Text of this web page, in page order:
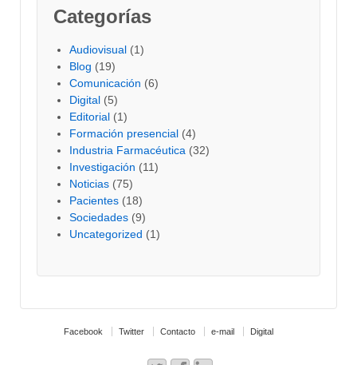
Categorías
Audiovisual (1)
Blog (19)
Comunicación (6)
Digital (5)
Editorial (1)
Formación presencial (4)
Industria Farmacéutica (32)
Investigación (11)
Noticias (75)
Pacientes (18)
Sociedades (9)
Uncategorized (1)
Facebook Twitter Contacto e-mail Digital